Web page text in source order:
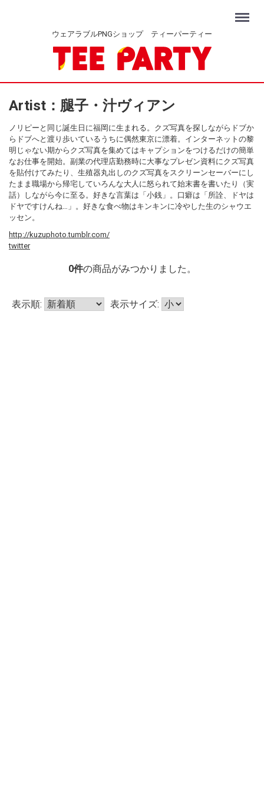
ウェアラブルPNGショップ ティーパーティー
Menu
Artist：腿子・汁ヴィアン
ノリピーと同じ誕生日に福岡に生まれる。クズ写真を探しながらドブか
らドブへと渡り歩いているうちに偶然東京に漂着。インターネットの黎
明じゃない期からクズ写真を集めてはキャプションをつけるだけの簡単
なお仕事を開始。副業の代理店勤務時に大事なプレゼン資料にクズ写真
を貼付けてみたり、生殖器丸出しのクズ写真をスクリーンセーバーにし
たまま職場から帰宅していろんな大人に怒られて始末書を書いたり（実
話）しながら今に至る。好きな言葉は「小銭」。口癖は「所詮、ドヤは
ドヤですけんね…」。好きな食べ物はキンキンに冷やした生のシャウエ
ッセン。
http://kuzuphoto.tumblr.com/
twitter
0件の商品がみつかりました。
表示順: 表示サイズ: